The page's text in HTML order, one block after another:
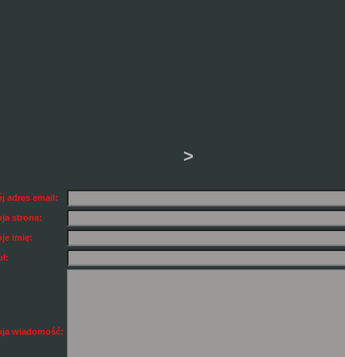
>
adres email:
strona:
imię:
wiadomość: